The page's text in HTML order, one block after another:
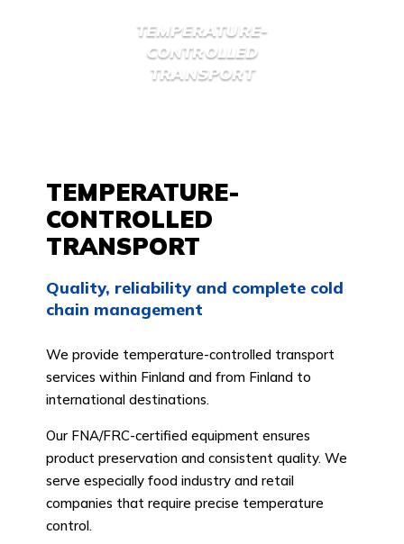
TEMPERATURE-
CONTROLLED
TRANSPORT
TEMPERATURE-
CONTROLLED
TRANSPORT
Quality, reliability and complete cold
chain management
We provide temperature-controlled transport
services within Finland and from Finland to
international destinations.
Our FNA/FRC-certified equipment ensures
product preservation and consistent quality. We
serve especially food industry and retail
companies that require precise temperature
control.